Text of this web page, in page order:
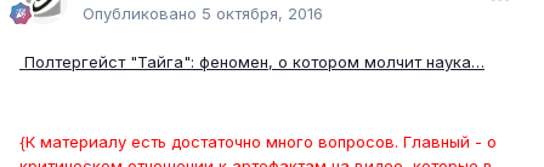
Опубликовано 5 октября, 2016
Полтергейст "Тайга": феномен, о котором молчит наука…
{К материалу есть достаточно много вопросов. Главный - о